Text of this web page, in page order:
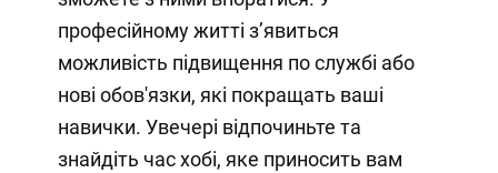
професійному житті з’явиться
можливість підвищення по службі або
нові обов'язки, які покращать ваші
навички. Увечері відпочиньте та
знайдіть час хобі, яке приносить вам